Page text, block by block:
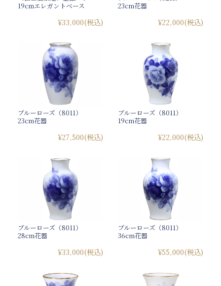
19cmエレガントベース
¥33,000(税込)
23cm花器
¥22,000(税込)
ブルーローズ（8011）
23cm花器
¥27,500(税込)
ブルーローズ（8011）
19cm花器
¥22,000(税込)
ブルーローズ（8011）
28cm花器
¥33,000(税込)
ブルーローズ（8011）
36cm花器
¥55,000(税込)